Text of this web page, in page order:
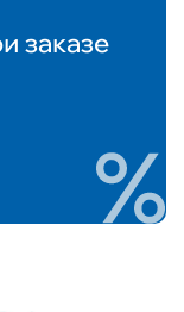
заказе